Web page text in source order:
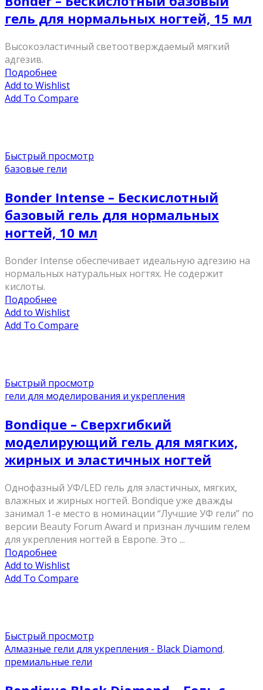
гель для нормальных ногтей, 15 мл
Высокоэластичный светоотверждаемый мягкий
адгезив.
Подробнее
Add to Wishlist
Add To Compare
Быстрый просмотр
базовые гели
Bonder Intense – Бескислотный
базовый гель для нормальных
ногтей, 10 мл
Bonder Intense обеспечивает идеальную адгезию на
нормальных натуральных ногтях. Не содержит
кислоты.
Подробнее
Add to Wishlist
Add To Compare
Быстрый просмотр
гели для моделирования и укрепления
Bondique – Сверхгибкий
моделирующий гель для мягких,
жирных и эластичных ногтей
Однофазный УФ/LED гель для эластичных, мягких,
влажных и жирных ногтей. Bondique уже дважды
занимал 1-е место в номинации “Лучшие УФ гели” по
версии Beauty Forum Award и признан лучшим гелем
для укрепления ногтей в Европе. Это ...
Подробнее
Add to Wishlist
Add To Compare
Быстрый просмотр
Алмазные гели для укрепления - Black Diamond,
премиальные гели